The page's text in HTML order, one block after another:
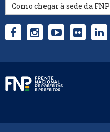
Como chegar à sede da FNP